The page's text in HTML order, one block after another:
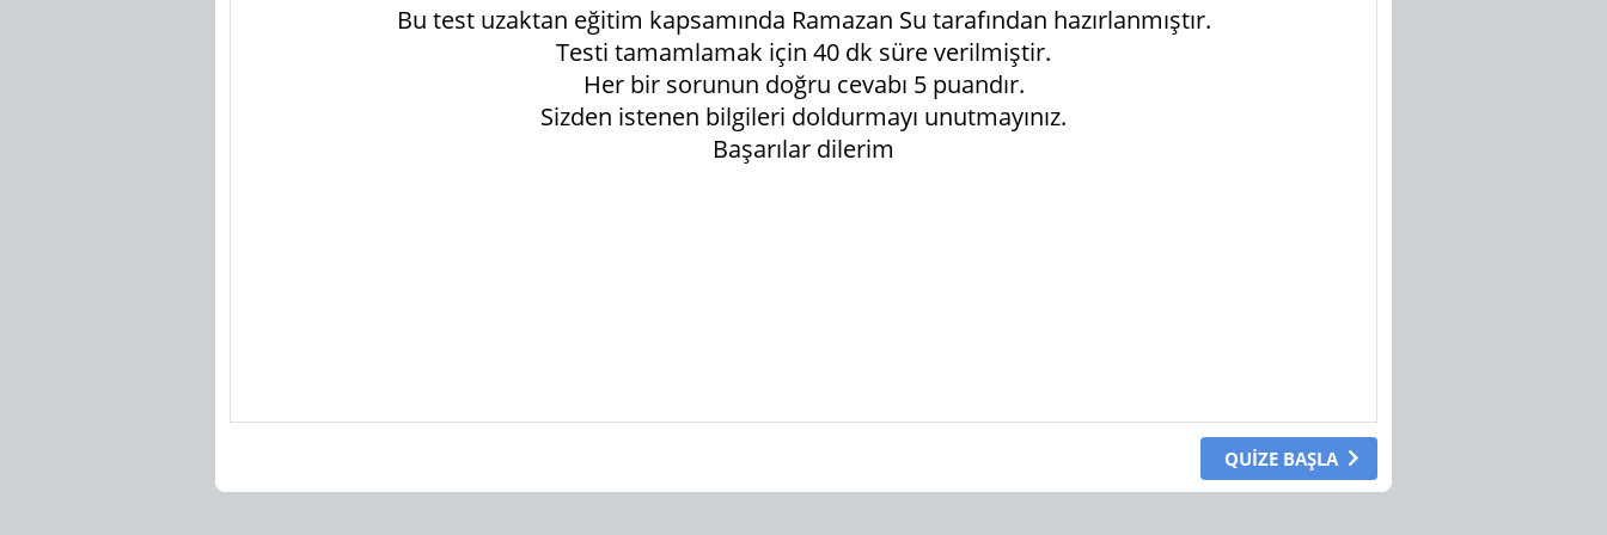
Bu test uzaktan eğitim kapsamında Ramazan Su tarafından hazırlanmıştır.
Testi tamamlamak için 40 dk süre verilmiştir.
Her bir sorunun doğru cevabı 5 puandır.
Sizden istenen bilgileri doldurmayı unutmayınız.
Başarılar dilerim
QUİZE BAŞLA